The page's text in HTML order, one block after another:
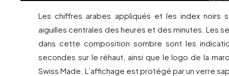
Les chiffres arabes appliqués et les index noirs
aiguilles centrales des heures et des minutes. Les
dans cette composition sombre sont les
secondes sur le réhaut, ainsi que le logo de la
Swiss Made. L’affichage est protégé par un verre